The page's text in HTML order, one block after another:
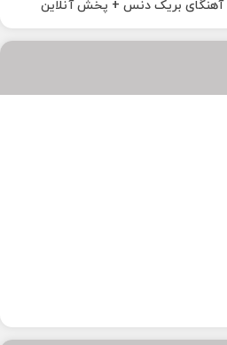
آهنگای بریک دنس + پخش آنلاین